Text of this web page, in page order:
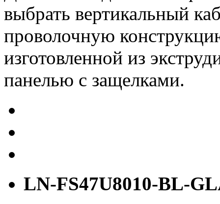
выбрать вертикальный
проволочную
изготовленной из
панелью с защелками.
LN-FS47U8010-BL-